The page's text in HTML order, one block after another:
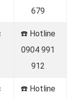
679
☎️ Hotline
0904 991
912
☎️ Hotline